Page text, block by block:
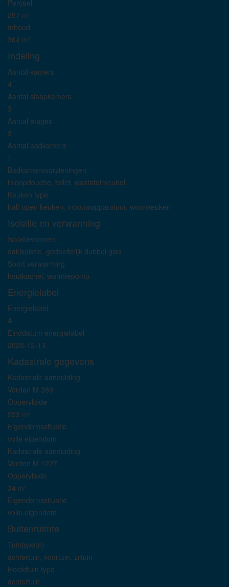
Perceel
287 m²
Inhoud
364 m³
Indeling
Aantal kamers
4
Aantal slaapkamers
3
Aantal etages
3
Aantal badkamers
1
Badkamervoorzieningen
inloopdouche, toilet, wastafelmeubel
Keuken type
half open keuken, inbouwapparatuur, woonkeuken
Isolatie en verwarming
Isolatievormen
dakisolatie, gedeeltelijk dubbel glas
Soort verwarming
houtkachel, warmtepomp
Energielabel
Energielabel
A
Einddatum energielabel
2028-12-13
Kadastrale gegevens
Kadastrale aanduiding
Vorden M 389
Oppervlakte
253 m²
Eigendomssituatie
volle eigendom
Kadastrale aanduiding
Vorden M 1227
Oppervlakte
34 m²
Eigendomssituatie
volle eigendom
Buitenruimte
Tuintype(n)
achtertuin, voortuin, zijtuin
Hoofdtuin type
achtertuin